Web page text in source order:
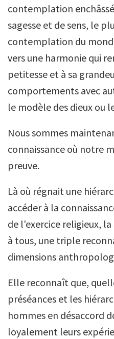
contemplation
sagesse et de sens, le
contemplation du
vers une harmonie qui
petitesse et à sa
comportements avec
le modèle des dieux ou
Nous sommes
connaissance où notre
preuve.
Là où régnait une
accéder à la
de l'exercice religieux,
à tous, une triple
dimensions
Elle reconnaît que,
préséances et les
hommes en désaccord
loyalement leurs